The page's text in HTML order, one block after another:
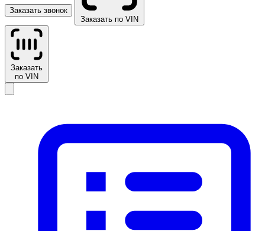
Заказать звонок
Заказать по VIN
Заказать
по VIN